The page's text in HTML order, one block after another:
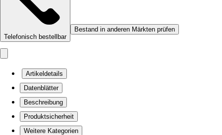
Telefonisch bestellbar
Bestand in anderen Märkten prüfen
Artikeldetails
Datenblätter
Beschreibung
Produktsicherheit
Weitere Kategorien